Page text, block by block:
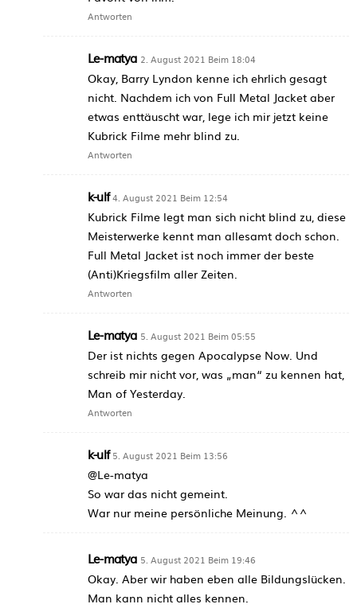
Antworten
Le-matya 2. August 2021 Beim 18:04
Okay, Barry Lyndon kenne ich ehrlich gesagt
nicht. Nachdem ich von Full Metal Jacket aber
etwas enttäuscht war, lege ich mir jetzt keine
Kubrick Filme mehr blind zu.
Antworten
k-ulf 4. August 2021 Beim 12:54
Kubrick Filme legt man sich nicht blind zu, diese
Meisterwerke kennt man allesamt doch schon.
Full Metal Jacket ist noch immer der beste
(Anti)Kriegsfilm aller Zeiten.
Antworten
Le-matya 5. August 2021 Beim 05:55
Der ist nichts gegen Apocalypse Now. Und
schreib mir nicht vor, was „man“ zu kennen hat,
Man of Yesterday.
Antworten
k-ulf 5. August 2021 Beim 13:56
@Le-matya
So war das nicht gemeint.
War nur meine persönliche Meinung. ^^
Le-matya 5. August 2021 Beim 19:46
Okay. Aber wir haben eben alle Bildungslücken.
Man kann nicht alles kennen.